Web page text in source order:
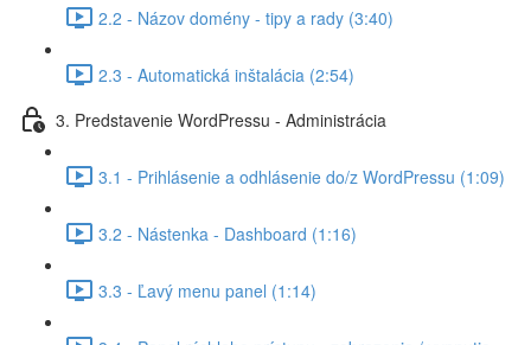
2.2 - Názov domény - tipy a rady (3:40)
2.3 - Automatická inštalácia (2:54)
3. Predstavenie WordPressu - Administrácia
3.1 - Prihlásenie a odhlásenie do/z WordPressu (1:09)
3.2 - Nástenka - Dashboard (1:16)
3.3 - Ľavý menu panel (1:14)